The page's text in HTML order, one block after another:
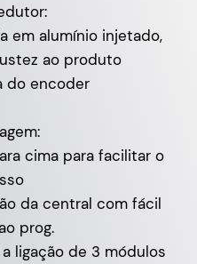
em alumínio injetado,
ao produto
do encoder
cima para facilitar o
da central com fácil
prog.
ligação de 3 módulos